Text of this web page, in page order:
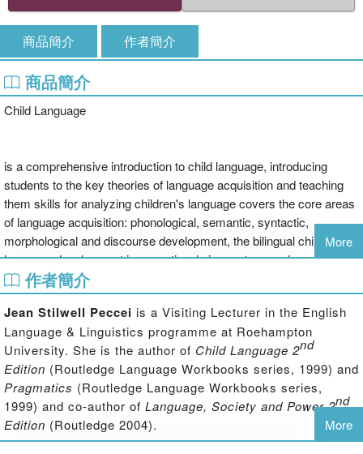
商品簡介 作者簡介
商品簡介
Child Language
is a comprehensive introduction to child language, introducing
students to the key theories of language acquisition and teaching
them skills for analyzing children's language covers the core areas
of language acquisition: phonological, semantic, syntactic,
morphological and discourse development, the bilingual child and
language development in exceptional circumstances draws on a
range of real texts and data provides classic readings by the key
names in the discipline: J. Becker, Roger Brown, R. Ely, Jean
Berko-Gleason, J.N. Jorgenson, D. Messer, S. Pinker, and N.
Smith.
More
作者簡介
Jean Stilwell Peccei is a Visiting Lecturer in the English
Language & Linguistics programme at Roehampton
University. She is the author of Child Language 2nd
Edition (Routledge Language Workbooks series, 1999) and
Pragmatics (Routledge Language Workbooks series,
1999) and co-author of Language, Society and Power 2nd
Edition (Routledge 2004). More